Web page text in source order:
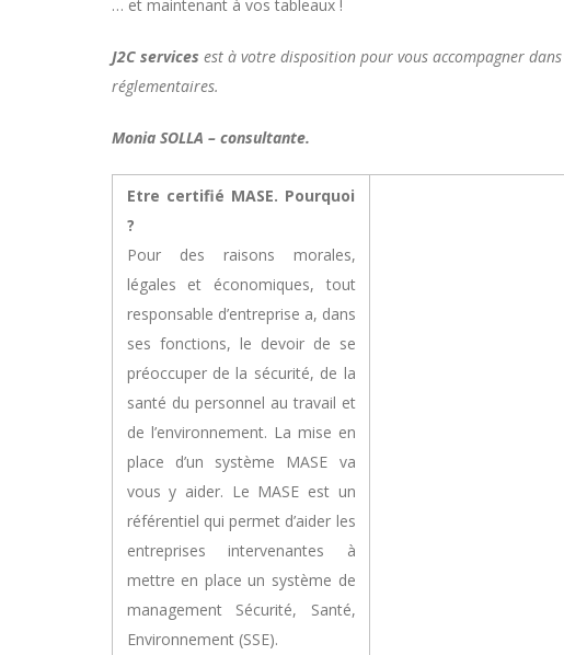
… et maintenant à vos tableaux !
J2C services est à votre disposition pour vous accompagner
réglementaires.
Monia SOLLA – consultante.
Etre certifié MASE. Pourquoi
?
Pour des raisons morales,
légales et économiques, tout
responsable d’entreprise a, dans
ses fonctions, le devoir de se
préoccuper de la sécurité, de la
santé du personnel au travail et
de l’environnement. La mise en
place d’un système MASE va
vous y aider. Le MASE est un
référentiel qui permet d’aider les
entreprises intervenantes à
mettre en place un système de
management Sécurité, Santé,
Environnement (SSE).